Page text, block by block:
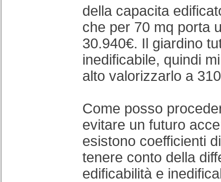
della capacita
che per 70 mq porta
30.940€. Il giardino
inedificabile, quindi
alto valorizzarlo a
Come posso
evitare un futuro
esistono coefficienti
tenere conto della
edificabilità e